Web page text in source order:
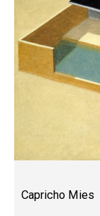
Capricho Mies